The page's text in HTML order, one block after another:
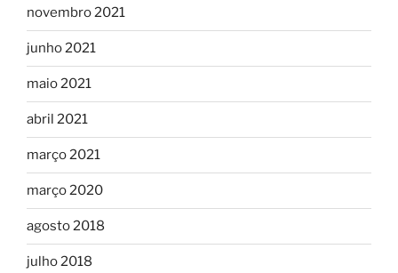
novembro 2021
junho 2021
maio 2021
abril 2021
março 2021
março 2020
agosto 2018
julho 2018